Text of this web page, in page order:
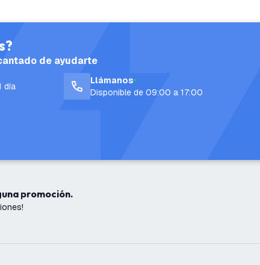
de ayudarte
día
Llámanos
Disponible de 09:00 a 17:00
promoción.